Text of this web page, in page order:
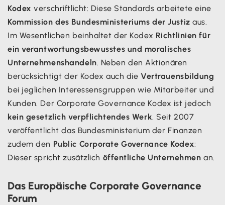
Kodex verschriftlicht: Diese Standards arbeitete eine
Kommission des Bundesministeriums der Justiz aus.
Im Wesentlichen beinhaltet der Kodex Richtlinien für
ein verantwortungsbewusstes und moralisches
Unternehmenshandeln. Neben den Aktionären
berücksichtigt der Kodex auch die Vertrauensbildung
bei jeglichen Interessensgruppen wie Mitarbeiter und
Kunden. Der Corporate Governance Kodex ist jedoch
kein gesetzlich verpflichtendes Werk. Seit 2007
veröffentlicht das Bundesministerium der Finanzen
zudem den Public Corporate Governance Kodex:
Dieser spricht zusätzlich öffentliche Unternehmen an.
Das Europäische Corporate Governance
Forum